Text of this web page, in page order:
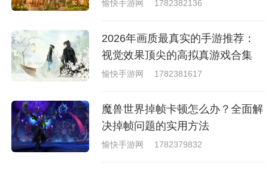
愉快手游网 1782382136
2026年画质最真实的手游推荐：
视觉效果顶尖的高拟真游戏合集
愉快手游网 1782381617
魔兽世界掉帧卡顿怎么办？全面解
决掉帧问题的实用方法
愉快手游网 1782379832